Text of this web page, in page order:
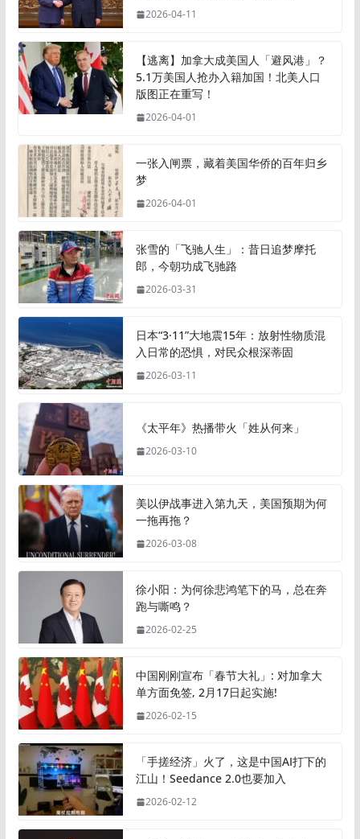
2026-04-11
【逃离】加拿大成美国人「避风港」？
5.1万美国人抢办入籍加国！北美人口
版图正在重写！
2026-04-01
一张入闸票，藏着美国华侨的百年归乡
梦
2026-04-01
张雪的「飞驰人生」：昔日追梦摩托
郎，今朝功成飞驰路
2026-03-31
日本“3·11”大地震15年：放射性物质混
入日常的恐惧，对民众根深蒂固
2026-03-11
《太平年》热播带火「姓从何来」
2026-03-10
美以伊战事进入第九天，美国预期为何
一拖再拖？
2026-03-08
徐小阳：为何徐悲鸿笔下的马，总在奔
跑与嘶鸣？
2026-02-25
中国刚刚宣布「春节大礼」: 对加拿大
单方面免签, 2月17日起实施!
2026-02-15
「手搓经济」火了，这是中国AI打下的
江山！Seedance 2.0也要加入
2026-02-12